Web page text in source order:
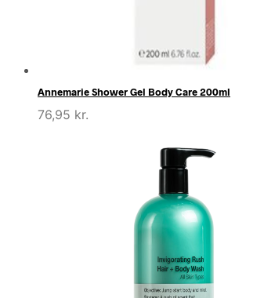
Annemarie Shower Gel Body Care 200ml
76,95 kr.